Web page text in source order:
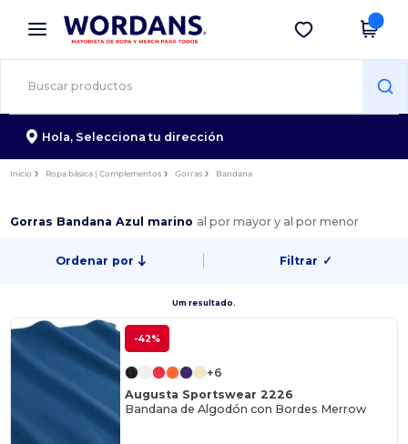
× App de Wordans
¡Mejores precios en app!
Descargar app
Hola, Selecciona tu dirección
Inicio Ropa básica | Complementos Gorras Bandana
Gorras Bandana Azul marino al por mayor y al por menor
Ordenar por Filtrar ✓
Um resultado.
-42%
+6
Augusta Sportswear 2226
Bandana de Algodón con Bordes Merrow